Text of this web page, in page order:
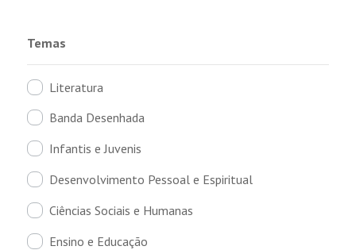
Temas
Literatura
Banda Desenhada
Infantis e Juvenis
Desenvolvimento Pessoal e Espiritual
Ciências Sociais e Humanas
Ensino e Educação